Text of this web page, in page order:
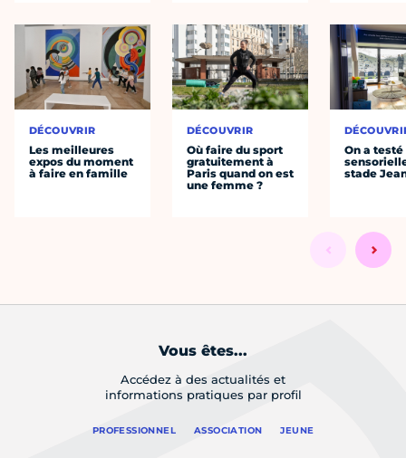
DÉCOUVRIR
Les meilleures
expos du moment
à faire en famille
DÉCOUVRIR
Où faire du sport
gratuitement à
Paris quand on est
une femme ?
On a
stade
Vous êtes...
Accédez à des actualités et
informations pratiques par profil
PROFESSIONNEL ASSOCIATION JEUNE